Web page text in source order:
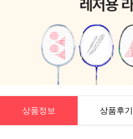
상품정보 상품후기